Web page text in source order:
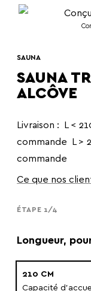
SAUNA
SAUNA
ALCÔVE
Livraison : L <
commande L >
commande
Ce que nos
ÉTAPE 1/4
Longueur,
210 CM
Capacité